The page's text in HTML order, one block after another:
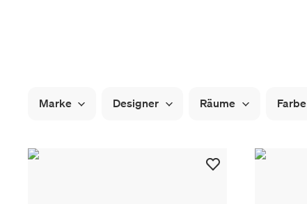
Marke Designer Räume Farbe